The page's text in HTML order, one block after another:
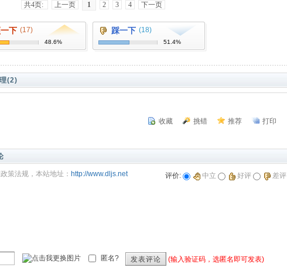
共4页: 上一页 1 2 3 4 下一页
下 (17)
48.6%
踩一下 (18)
51.4%
(2)
收藏 挑错 推荐 打印
策法规，本站地址： http://www.dljs.net 评价: 中立 好评 差评
匿名? 发表评论 (输入验证码，选匿名即可发表)